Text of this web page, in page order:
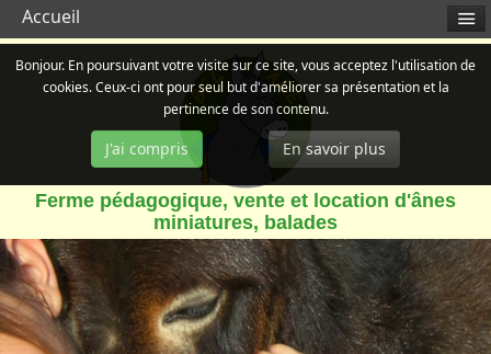
Bonjour. En poursuivant votre visite sur ce site, vous acceptez l'utilisation de
cookies. Ceux-ci ont pour seul but d'améliorer sa présentation et la
pertinence de son contenu.
J'ai compris En savoir plus
Ferme pédagogique, vente et location d'ânes
miniatures, balades
Accueil